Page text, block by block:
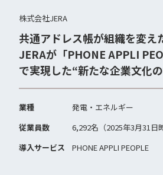
株式会社JERA
共通アドレス帳が組織を変え
JERAが「PHONE APPLI
で実現した“新たな企業文化
業種
発電・エネルギー
従業員数
6,292名（2025年3月31日
導入サービス
PHONE APPLI PEOPLE